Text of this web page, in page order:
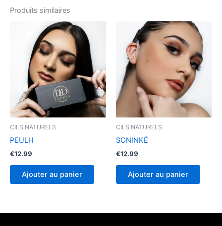
Produits similaires
CILS NATURELS
PEULH
€12.99
Ajouter au panier
CILS NATURELS
SONINKÉ
€12.99
Ajouter au panier